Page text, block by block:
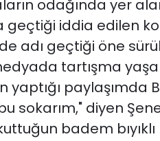
odağında yer
geçtiği iddia edilen
adı geçtiği öne
tartışma
yaptığı paylaşımda
sokarım," diyen
badem